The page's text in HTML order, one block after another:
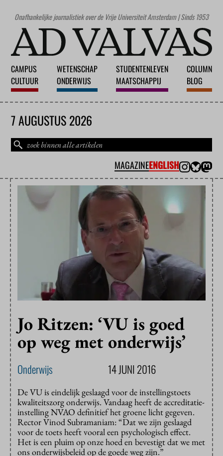
Onafhankelijke journalistiek over de Vrije Universiteit Amsterdam | Sinds 1953
CAMPUS
CULTUUR
WETENSCHAP
ONDERWIJS
STUDENTENLEVEN
MAATSCHAPPIJ
COLUMN
BLOG
7 AUGUSTUS 2026
MAGAZINEENGLISH
Jo Ritzen: ‘VU is goed
op weg met onderwijs’
Onderwijs 14 JUNI 2016
De VU is eindelijk geslaagd voor de instellingstoets
kwaliteitszorg onderwijs. Vandaag heeft de accreditatie-
instelling NVAO definitief het groene licht gegeven.
Rector Vinod Subramaniam: “Dat we zijn geslaagd
voor de toets heeft vooral een psychologisch effect.
Het is een pluim op onze hoed en bevestigt dat we met
ons onderwijsbeleid op de goede weg zijn.”